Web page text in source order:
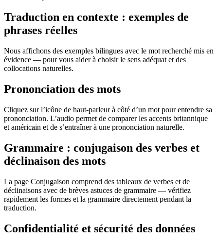
Traduction en contexte : exemples de
phrases réelles
Nous affichons des exemples bilingues avec le mot recherché mis en
évidence — pour vous aider à choisir le sens adéquat et des
collocations naturelles.
Prononciation des mots
Cliquez sur l’icône de haut-parleur à côté d’un mot pour entendre sa
prononciation. L’audio permet de comparer les accents britannique
et américain et de s’entraîner à une prononciation naturelle.
Grammaire : conjugaison des verbes et
déclinaison des mots
La page Conjugaison comprend des tableaux de verbes et de
déclinaisons avec de brèves astuces de grammaire — vérifiez
rapidement les formes et la grammaire directement pendant la
traduction.
Confidentialité et sécurité des données